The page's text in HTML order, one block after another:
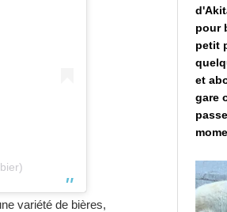
variété de bières,
pour
petit
et
gare